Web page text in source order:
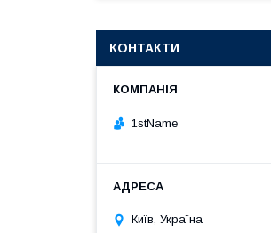
КОНТАКТИ
1stName
Київ, Україна